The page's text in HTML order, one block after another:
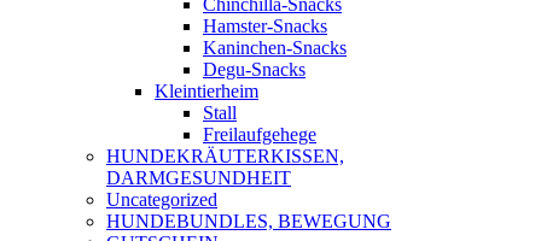
Chinchilla-Snacks
Hamster-Snacks
Kaninchen-Snacks
Degu-Snacks
Kleintierheim
Stall
Freilaufgehege
HUNDEKRÄUTERKISSEN,
DARMGESUNDHEIT
Uncategorized
HUNDEBUNDLES, BEWEGUNG